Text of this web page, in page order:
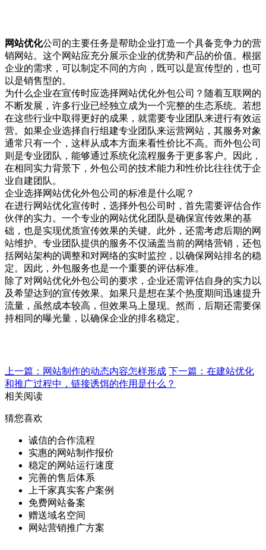
网站优化公司的主要任务是帮助企业打造一个具备竞争力的营
销网站。这个网站应充分展示企业的优势和产品的价值。根据
企业的需求，可以制定不同的方向，既可以是宣传型的，也可
以是销售型的。
为什么企业在宣传时应选择网站优化外包公司？随着互联网的
不断发展，许多行业已经独立成为一个完整的生态系统。若想
在这些行业中取得更好的成果，就需要专业团队来进行有效运
营。如果企业选择自行组建专业团队来运营网站，其服务对象
通常只有一个，这样从成本方面来看性价比不高。而外包公司
则是专业团队，能够通过系统化流程服务于更多客户。因此，
在相同实力背景下，外包公司的技术能力和性价比往往优于企
业自建团队。
企业选择网站优化外包公司的标准是什么呢？
在进行网站优化宣传时，选择外包公司时，首先需要评估合作
伙伴的实力。一个专业的网站优化团队是确保宣传效果的基
础，也是实现优质宣传效果的关键。此外，还需考虑后期的网
站维护。专业团队提供的服务不仅涵盖当前的网络营销，还包
括网站架构的调整和对网络的实时监控，以确保网站排名的稳
定。因此，外包服务也是一个重要的评估标准。
除了对网站优化外包公司的要求，企业还需评估自身的实力以
及希望达到的宣传效果。如果只是想在某个热度期间迅速提升
流量，虽然成本较高，但效果马上显现。然而，后期还需要保
持相同的曝光量，以确保企业的排名稳定。
上一篇：网站制作的动态内容怎样形成 下一篇：在建站优化
和推广过程中，链接诱饵的作用是什么？
相关阅读
猜您喜欢
诚信的合作流程
实惠的网站制作报价
稳定的网站运行速度
完善的售后体系
上千家真实客户案例
免费网站备案
赠送域名空间
网站营销推广方案